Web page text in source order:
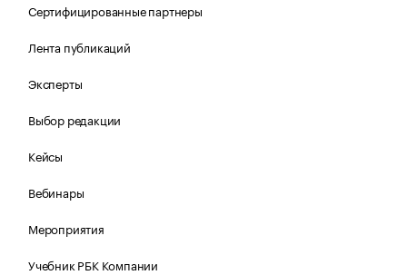
Сертифицированные партнеры
Лента публикаций
Эксперты
Выбор редакции
Кейсы
Вебинары
Мероприятия
Учебник РБК Компании